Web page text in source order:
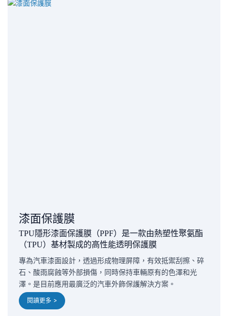
漆面保護膜
TPU隱形漆面保護膜（PPF）是一款由熱塑性聚氨酯
（TPU）基材製成的高性能透明保護膜
專為汽車漆面設計，透過形成物理屏障，有效抵禦刮擦、碎
石、酸雨腐蝕等外部損傷，同時保持車輛原有的色澤和光
澤。是目前應用最廣泛的汽車外飾保護解決方案。
閱讀更多 >